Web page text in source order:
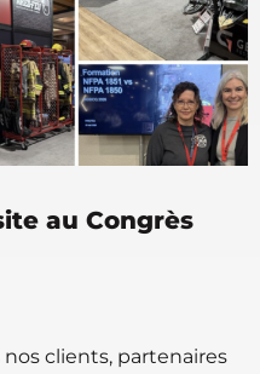
au Congrès
clients, partenaires